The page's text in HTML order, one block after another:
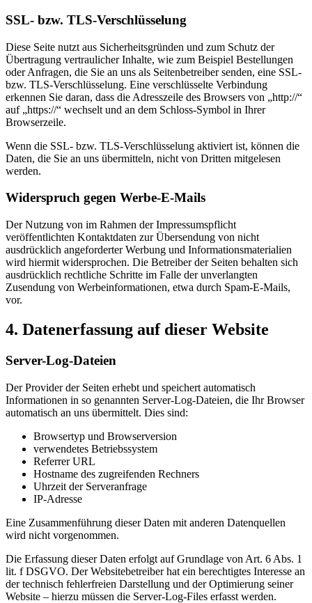
SSL- bzw. TLS-Verschlüsselung
Diese Seite nutzt aus Sicherheitsgründen und zum Schutz der
Übertragung vertraulicher Inhalte, wie zum Beispiel Bestellungen
oder Anfragen, die Sie an uns als Seitenbetreiber senden, eine SSL-
bzw. TLS-Verschlüsselung. Eine verschlüsselte Verbindung
erkennen Sie daran, dass die Adresszeile des Browsers von „http://“
auf „https://“ wechselt und an dem Schloss-Symbol in Ihrer
Browserzeile.
Wenn die SSL- bzw. TLS-Verschlüsselung aktiviert ist, können die
Daten, die Sie an uns übermitteln, nicht von Dritten mitgelesen
werden.
Widerspruch gegen Werbe-E-Mails
Der Nutzung von im Rahmen der Impressumspflicht
veröffentlichten Kontaktdaten zur Übersendung von nicht
ausdrücklich angeforderter Werbung und Informationsmaterialien
wird hiermit widersprochen. Die Betreiber der Seiten behalten sich
ausdrücklich rechtliche Schritte im Falle der unverlangten
Zusendung von Werbeinformationen, etwa durch Spam-E-Mails,
vor.
4. Datenerfassung auf dieser Website
Server-Log-Dateien
Der Provider der Seiten erhebt und speichert automatisch
Informationen in so genannten Server-Log-Dateien, die Ihr Browser
automatisch an uns übermittelt. Dies sind:
Browsertyp und Browserversion
verwendetes Betriebssystem
Referrer URL
Hostname des zugreifenden Rechners
Uhrzeit der Serveranfrage
IP-Adresse
Eine Zusammenführung dieser Daten mit anderen Datenquellen
wird nicht vorgenommen.
Die Erfassung dieser Daten erfolgt auf Grundlage von Art. 6 Abs. 1
lit. f DSGVO. Der Websitebetreiber hat ein berechtigtes Interesse an
der technisch fehlerfreien Darstellung und der Optimierung seiner
Website – hierzu müssen die Server-Log-Files erfasst werden.